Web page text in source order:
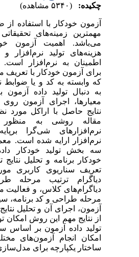
چکیده:
آزمون خودکار با استفاده از
مهمترین زمینه‌های تحقیقاتی
می‌باشد. اهمیت آزمون
هزینه‌های تولید نرم‌افزار و
اطمینان به نرم‌افزار
برای آزمون خودکار با تعریف
که وابسته به کد و یا ضوابط
به دنبال تولید داده
معیارها، اجرای آزمون روی
نتایج حاصل با اراکل مورد
مقاله روشی به منظور
نرم‌افزارهای شی‌گرا
نرم‌افزار ارایه شده است.
سه بخش تولید خودکار
خودکار برنامه و تحلیل نتایج
تعریف سناریوی کاربری
دیاگرام ترتیب مرحله
دیاگرام‌های کلاس، و فعالیت
مرحله طراحی و کد برنامه،
آزمون، اجرای آن و تحلیل نتایج
از نتایج مهم این روش امکان
تولید داده آزمون بر اساس
امکان انجام آزمون‌های
ساختار یکپارچه برای